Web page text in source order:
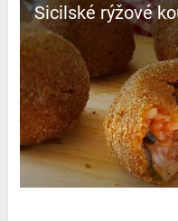
Sicilské rýžové